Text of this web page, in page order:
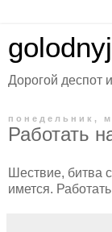
golodnyj
Дорогой деспот
понедельник,
Работать
Шествие, битва
имется.